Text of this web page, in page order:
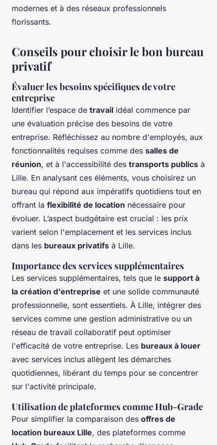
modernes et à des réseaux professionnels
florissants.
Conseils pour choisir le bon bureau
privatif
Évaluer les besoins spécifiques de votre
entreprise
Identifier l’espace de travail idéal commence par
une évaluation précise des besoins de votre
entreprise. Réfléchissez au nombre d'employés, aux
fonctionnalités requises comme des salles de
réunion, et à l'accessibilité des transports publics à
Lille. En analysant ces éléments, vous choisirez un
bureau qui répond aux impératifs quotidiens tout en
offrant la flexibilité de location nécessaire pour
évoluer. L’aspect budgétaire est crucial : les prix
varient selon l'emplacement et les services inclus
dans les bureaux privatifs à Lille.
Importance des services supplémentaires
Les services supplémentaires, tels que le support à
la création d'entreprise et une solide communauté
professionnelle, sont essentiels. À Lille, intégrer des
services comme une gestion administrative ou un
réseau de travail collaboratif peut optimiser
l'efficacité de votre entreprise. Les bureaux à louer
avec services inclus allègent les démarches
quotidiennes, libérant du temps pour se concentrer
sur l'activité principale.
Utilisation de plateformes comme Hub-Grade
Pour simplifier la comparaison des offres de
location bureaux Lille, des plateformes comme